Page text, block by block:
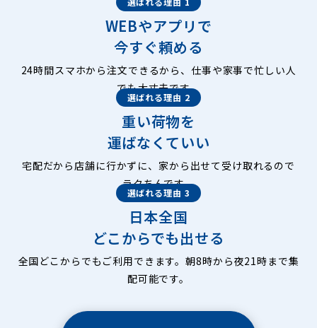
WEBやアプリで
今すぐ頼める
24時間スマホから注文できるから、仕事や家事で忙しい人
でも大丈夫です。
選ばれる理由 2
重い荷物を
運ばなくていい
宅配だから店舗に行かずに、家から出せて受け取れるので
ラクちんです。
選ばれる理由 3
日本全国
どこからでも出せる
全国どこからでもご利用できます。朝8時から夜21時まで集
配可能です。